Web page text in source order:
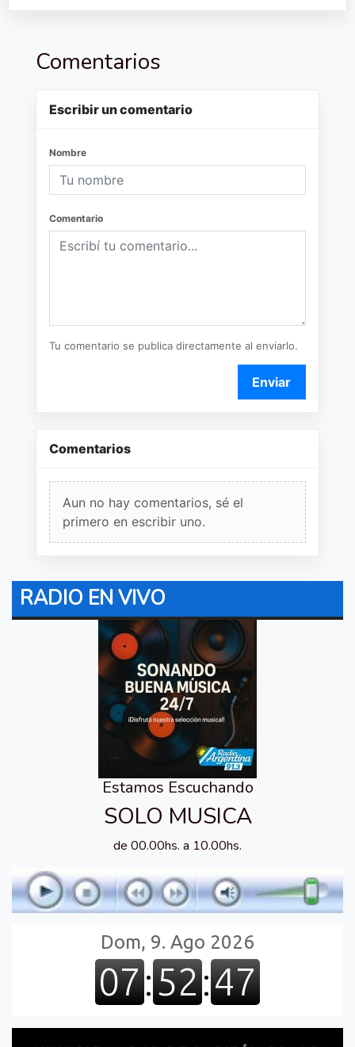
Comentarios
Escribir un comentario
Nombre
Comentario
Tu comentario se publica directamente al enviarlo.
Enviar
Comentarios
Aun no hay comentarios, sé el
primero en escribir uno.
RADIO EN VIVO
Estamos Escuchando
SOLO MUSICA
de 00.00hs. a 10.00hs.